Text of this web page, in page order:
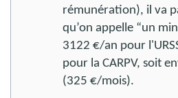
rémunération), il va
qu’on appelle “un
3122 €/an pour
pour la CARPV, soit
(325 €/mois).